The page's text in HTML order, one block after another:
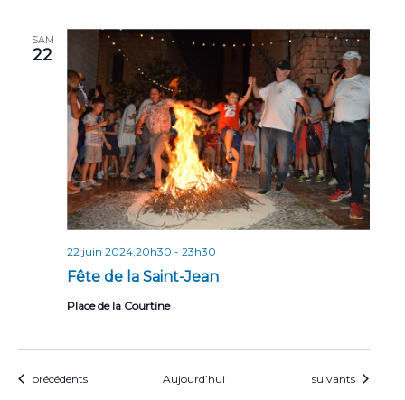
SAM
22
Fête de la Saint-Jean
22 juin 2024,20h30 - 23h30
Place de la Courtine
Évènements
précédents Aujourd’hui Évènements
suivants